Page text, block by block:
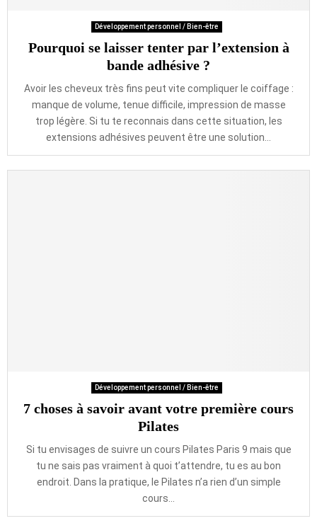
Développement personnel / Bien-être
Pourquoi se laisser tenter par l’extension à
bande adhésive ?
Avoir les cheveux très fins peut vite compliquer le coiffage :
manque de volume, tenue difficile, impression de masse
trop légère. Si tu te reconnais dans cette situation, les
extensions adhésives peuvent être une solution...
Développement personnel / Bien-être
7 choses à savoir avant votre première cours
Pilates
Si tu envisages de suivre un cours Pilates Paris 9 mais que
tu ne sais pas vraiment à quoi t’attendre, tu es au bon
endroit. Dans la pratique, le Pilates n’a rien d’un simple
cours...